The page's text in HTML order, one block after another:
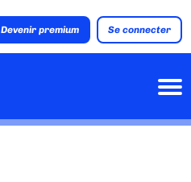
Devenir premium Se connecter